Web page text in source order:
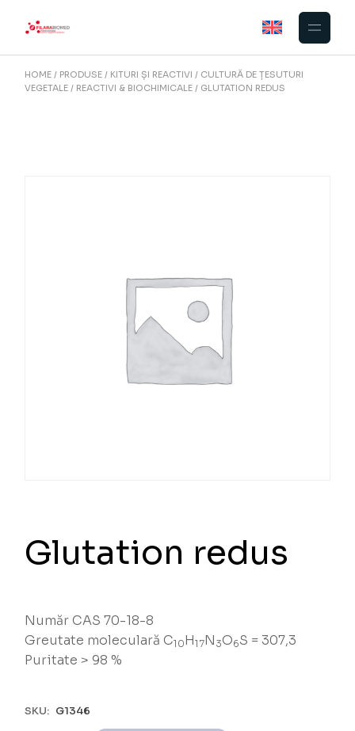
HOME PRODUSE KITURI ȘI REACTIVI
CULTURĂ DE ȚESUTURI
VEGETALE
REACTIVI & BIOCHIMICALE GLUTATION REDUS
Glutation redus
Număr CAS 70-18-8
Greutate moleculară C10H17N 3O6S = 307,3
Puritate > 98 %
SKU: G1346